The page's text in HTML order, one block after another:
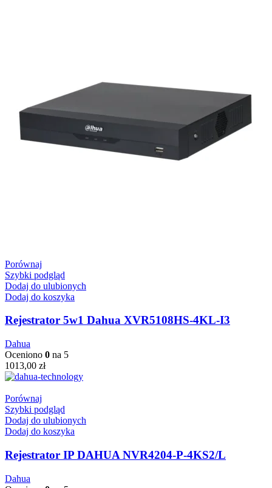
Porównaj
Szybki podgląd
Dodaj do ulubionych
Dodaj do koszyka
Rejestrator 5w1 Dahua XVR5108HS-4KL-I3
Dahua
Oceniono 0 na 5
1013,00 zł
Porównaj
Szybki podgląd
Dodaj do ulubionych
Dodaj do koszyka
Rejestrator IP DAHUA NVR4204-P-4KS2/L
Dahua